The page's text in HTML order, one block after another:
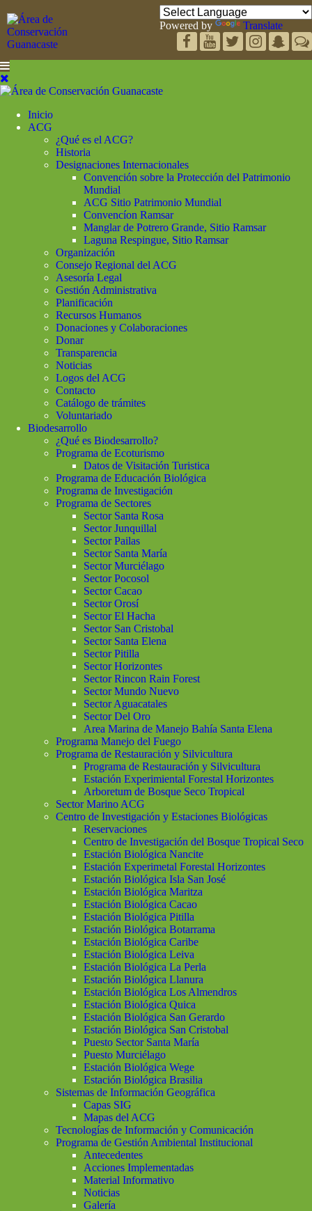
Powered by Translate
Inicio
ACG
¿Qué es el ACG?
Historia
Designaciones Internacionales
Convención sobre la Protección del Patrimonio
Mundial
ACG Sitio Patrimonio Mundial
Convencíon Ramsar
Manglar de Potrero Grande, Sitio Ramsar
Laguna Respingue, Sitio Ramsar
Organización
Consejo Regional del ACG
Asesoría Legal
Gestión Administrativa
Planificación
Recursos Humanos
Donaciones y Colaboraciones
Donar
Transparencia
Noticias
Logos del ACG
Contacto
Catálogo de trámites
Voluntariado
Biodesarrollo
¿Qué es Biodesarrollo?
Programa de Ecoturismo
Datos de Visitación Turistica
Programa de Educación Biológica
Programa de Investigación
Programa de Sectores
Sector Santa Rosa
Sector Junquillal
Sector Pailas
Sector Santa María
Sector Murciélago
Sector Pocosol
Sector Cacao
Sector Orosí
Sector El Hacha
Sector San Cristobal
Sector Santa Elena
Sector Pitilla
Sector Horizontes
Sector Rincon Rain Forest
Sector Mundo Nuevo
Sector Aguacatales
Sector Del Oro
Area Marina de Manejo Bahía Santa Elena
Programa Manejo del Fuego
Programa de Restauración y Silvicultura
Programa de Restauración y Silvicultura
Estación Experimiental Forestal Horizontes
Arboretum de Bosque Seco Tropical
Sector Marino ACG
Centro de Investigación y Estaciones Biológicas
Reservaciones
Centro de Investigación del Bosque Tropical Seco
Estación Biológica Nancite
Estación Experimetal Forestal Horizontes
Estación Biológica Isla San José
Estación Biológica Maritza
Estación Biológica Cacao
Estación Biológica Pitilla
Estación Biológica Botarrama
Estación Biológica Caribe
Estación Biológica Leiva
Estación Biológica La Perla
Estación Biológica Llanura
Estación Biológica Los Almendros
Estación Biológica Quica
Estación Biológica San Gerardo
Estación Biológica San Cristobal
Puesto Sector Santa María
Puesto Murciélago
Estación Biológica Wege
Estación Biológica Brasilia
Sistemas de Información Geográfica
Capas SIG
Mapas del ACG
Tecnologías de Información y Comunicación
Programa de Gestión Ambiental Institucional
Antecedentes
Acciones Implementadas
Material Informativo
Noticias
Galería